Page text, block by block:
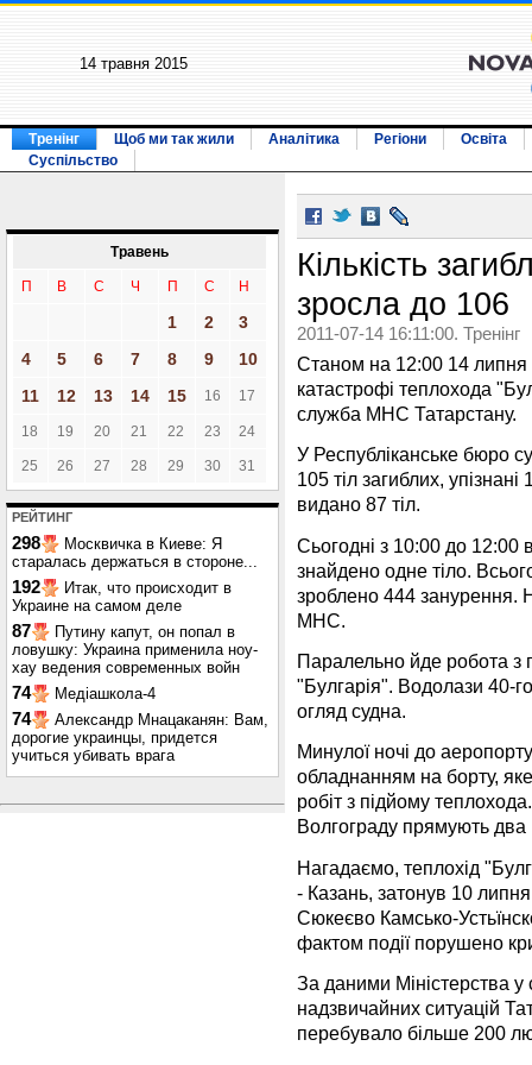
14 травня 2015
Тренінг Щоб ми так жили Аналітика Регіони
Освіта
Суспільство
Травень
П В С Ч П С Н
1 2
3
4
5 6 7 8 9
10
11
12 13 14 15 16 17
18 19 20 21 22 23 24
25 26 27 28 29 30 31
РЕЙТИНГ
298
Москвичка в Киеве: Я
старалась держаться в стороне...
192
Итак, что происходит в
Украине на самом деле
87
Путину капут, он попал в
ловушку: Украина применила ноу-
хау ведения современных войн
74 Медіашкола-4
74
Александр Мнацаканян: Вам,
дорогие украинцы, придется
учиться убивать врага
Кількість
зросла до 106
2011-07-14 16:11:00. Тренінг
Станом на 12:00 14 липня
катастрофі теплохода
служба МНС Татарстану.
У Республіканське бюро
105 тіл загиблих,
видано 87 тіл.
Сьогодні з 10:00 до
знайдено одне тіло.
зроблено 444 занурення.
МНС.
Паралельно йде робота з
"Булгарія". Водолази 40-
огляд судна.
Минулої ночі до
обладнанням на борту,
робіт з підйому
Волгограду прямують два
Нагадаємо, теплохід
- Казань, затонув 10
Сюкеєво Камсько-
фактом події порушено
За даними Міністерства у
надзвичайних ситуацій
перебувало більше 200